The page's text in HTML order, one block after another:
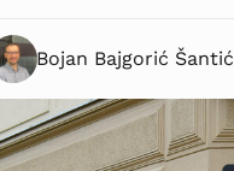
Bojan Bajgorić Šantić